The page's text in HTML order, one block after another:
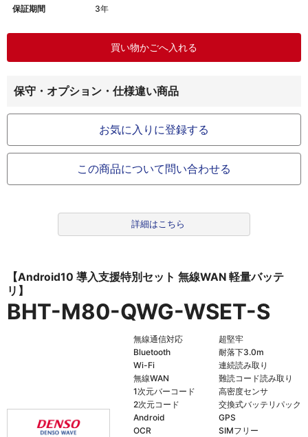
保証期間 3年
保守・オプション・仕様違い商品
お気に入りに登録する
この商品について問い合わせる
詳細はこちら
【Android10 導入支援特別セット 無線WAN 軽量バッテ
リ】
BHT-M80-QWG-WSET-S
無線通信対応
Bluetooth
Wi-Fi
無線WAN
1次元バーコード
2次元コード
Android
OCR
超堅牢
耐落下3.0m
連続読み取り
難読コード読み取り
高密度センサ
交換式バッテリパック
GPS
SIMフリー